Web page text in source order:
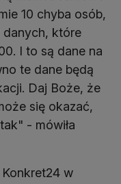
10 chyba osób,
danych, które
I to są dane na
te dane będą
Daj Boże, że
się okazać,
- mówiła
w